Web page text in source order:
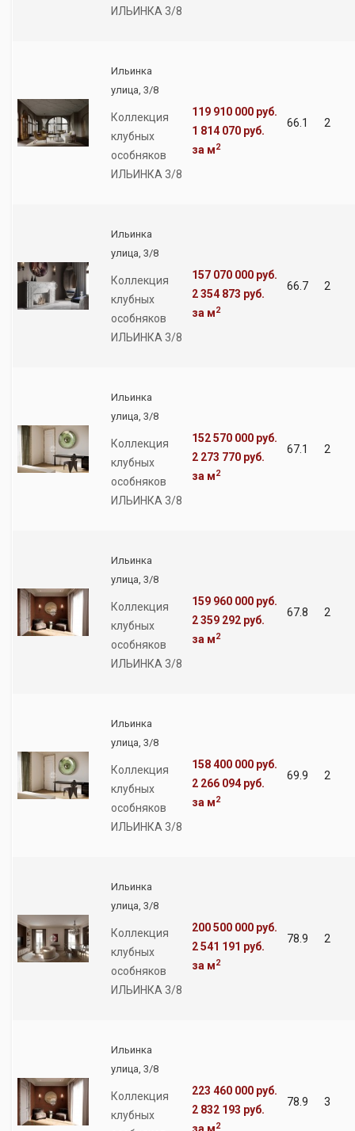
ИЛЬИНКА 3/8
Ильинка
улица, 3/8
Коллекция
клубных
особняков
ИЛЬИНКА 3/8
119 910 000 руб.
1 814 070 руб.
за м2
66.1 2
Ильинка
улица, 3/8
Коллекция
клубных
особняков
ИЛЬИНКА 3/8
157 070 000 руб.
2 354 873 руб.
за м2
66.7 2
Ильинка
улица, 3/8
Коллекция
клубных
особняков
ИЛЬИНКА 3/8
152 570 000 руб.
2 273 770 руб.
за м2
67.1 2
Ильинка
улица, 3/8
Коллекция
клубных
особняков
ИЛЬИНКА 3/8
159 960 000 руб.
2 359 292 руб.
за м2
67.8 2
Ильинка
улица, 3/8
Коллекция
клубных
особняков
ИЛЬИНКА 3/8
158 400 000 руб.
2 266 094 руб.
за м2
69.9 2
Ильинка
улица, 3/8
Коллекция
клубных
особняков
ИЛЬИНКА 3/8
200 500 000 руб.
2 541 191 руб.
за м2
78.9 2
Ильинка
улица, 3/8
Коллекция
клубных
223 460 000 руб.
2 832 193 руб.
2
78.9 3